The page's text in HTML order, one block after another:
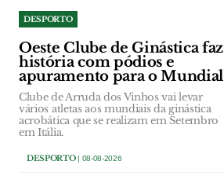
DESPORTO
Oeste Clube de Ginástica faz
história com pódios e
apuramento para o Mundial
Clube de Arruda dos Vinhos vai levar
vários atletas aos mundiais da ginástica
acrobática que se realizam em Setembro
em Itália.
DESPORTO| 08-08-2026